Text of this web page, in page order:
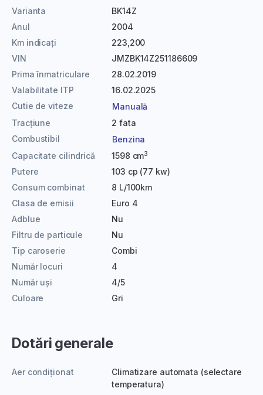
Varianta
BK14Z
Anul
2004
Km indicați
223,200
VIN
JMZBK14Z251186609
Prima înmatriculare
28.02.2019
Valabilitate ITP
16.02.2025
Cutie de viteze
Manuală
Tracțiune
2 fata
Combustibil
Benzina
Capacitate cilindrică
1598 cm3
Putere
103 cp (77 kw)
Consum combinat
8 L/100km
Clasa de emisii
Euro 4
Adblue
Nu
Filtru de particule
Nu
Tip caroserie
Combi
Număr locuri
4
Număr uși
4/5
Culoare
Gri
Dotări generale
Aer condiționat
Climatizare automata (selectare
temperatura)